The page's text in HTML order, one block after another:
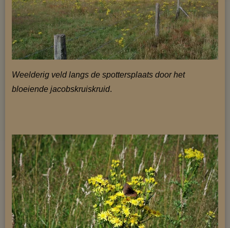
Weelderig veld langs de spottersplaats door het
bloeiende jacobskruiskruid.